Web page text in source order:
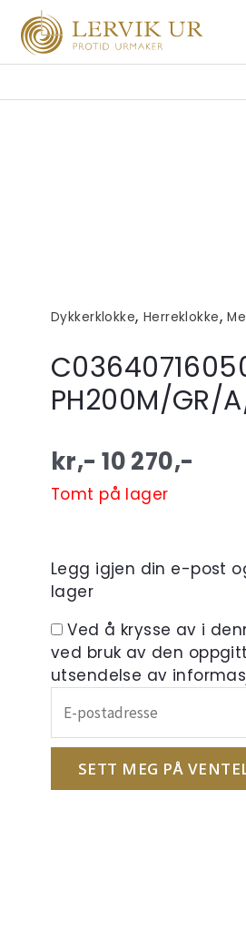
Dykkerklokke, Herreklokke,
PH200M/GR/
kr,- 10 270,-
Tomt på lager
Legg igjen din e-post
lager
Ved å krysse av i
ved bruk av den
utsendelse av
inn
e-
postadressen
din
SETT MEG PÅ